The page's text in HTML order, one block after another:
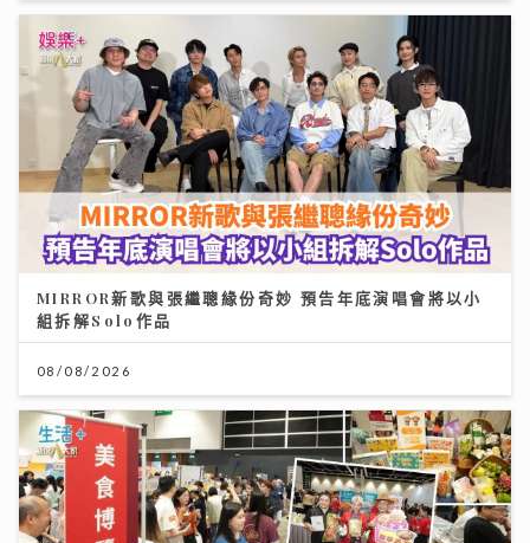
MIRROR新歌與張繼聰緣份奇妙 預告年底演唱會將以小
組拆解Solo作品
08/08/2026